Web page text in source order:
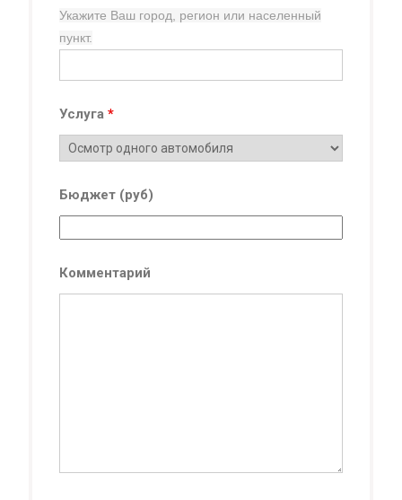
Укажите Ваш город, регион или населенный
пункт.
Услуга *
Бюджет (руб)
Комментарий